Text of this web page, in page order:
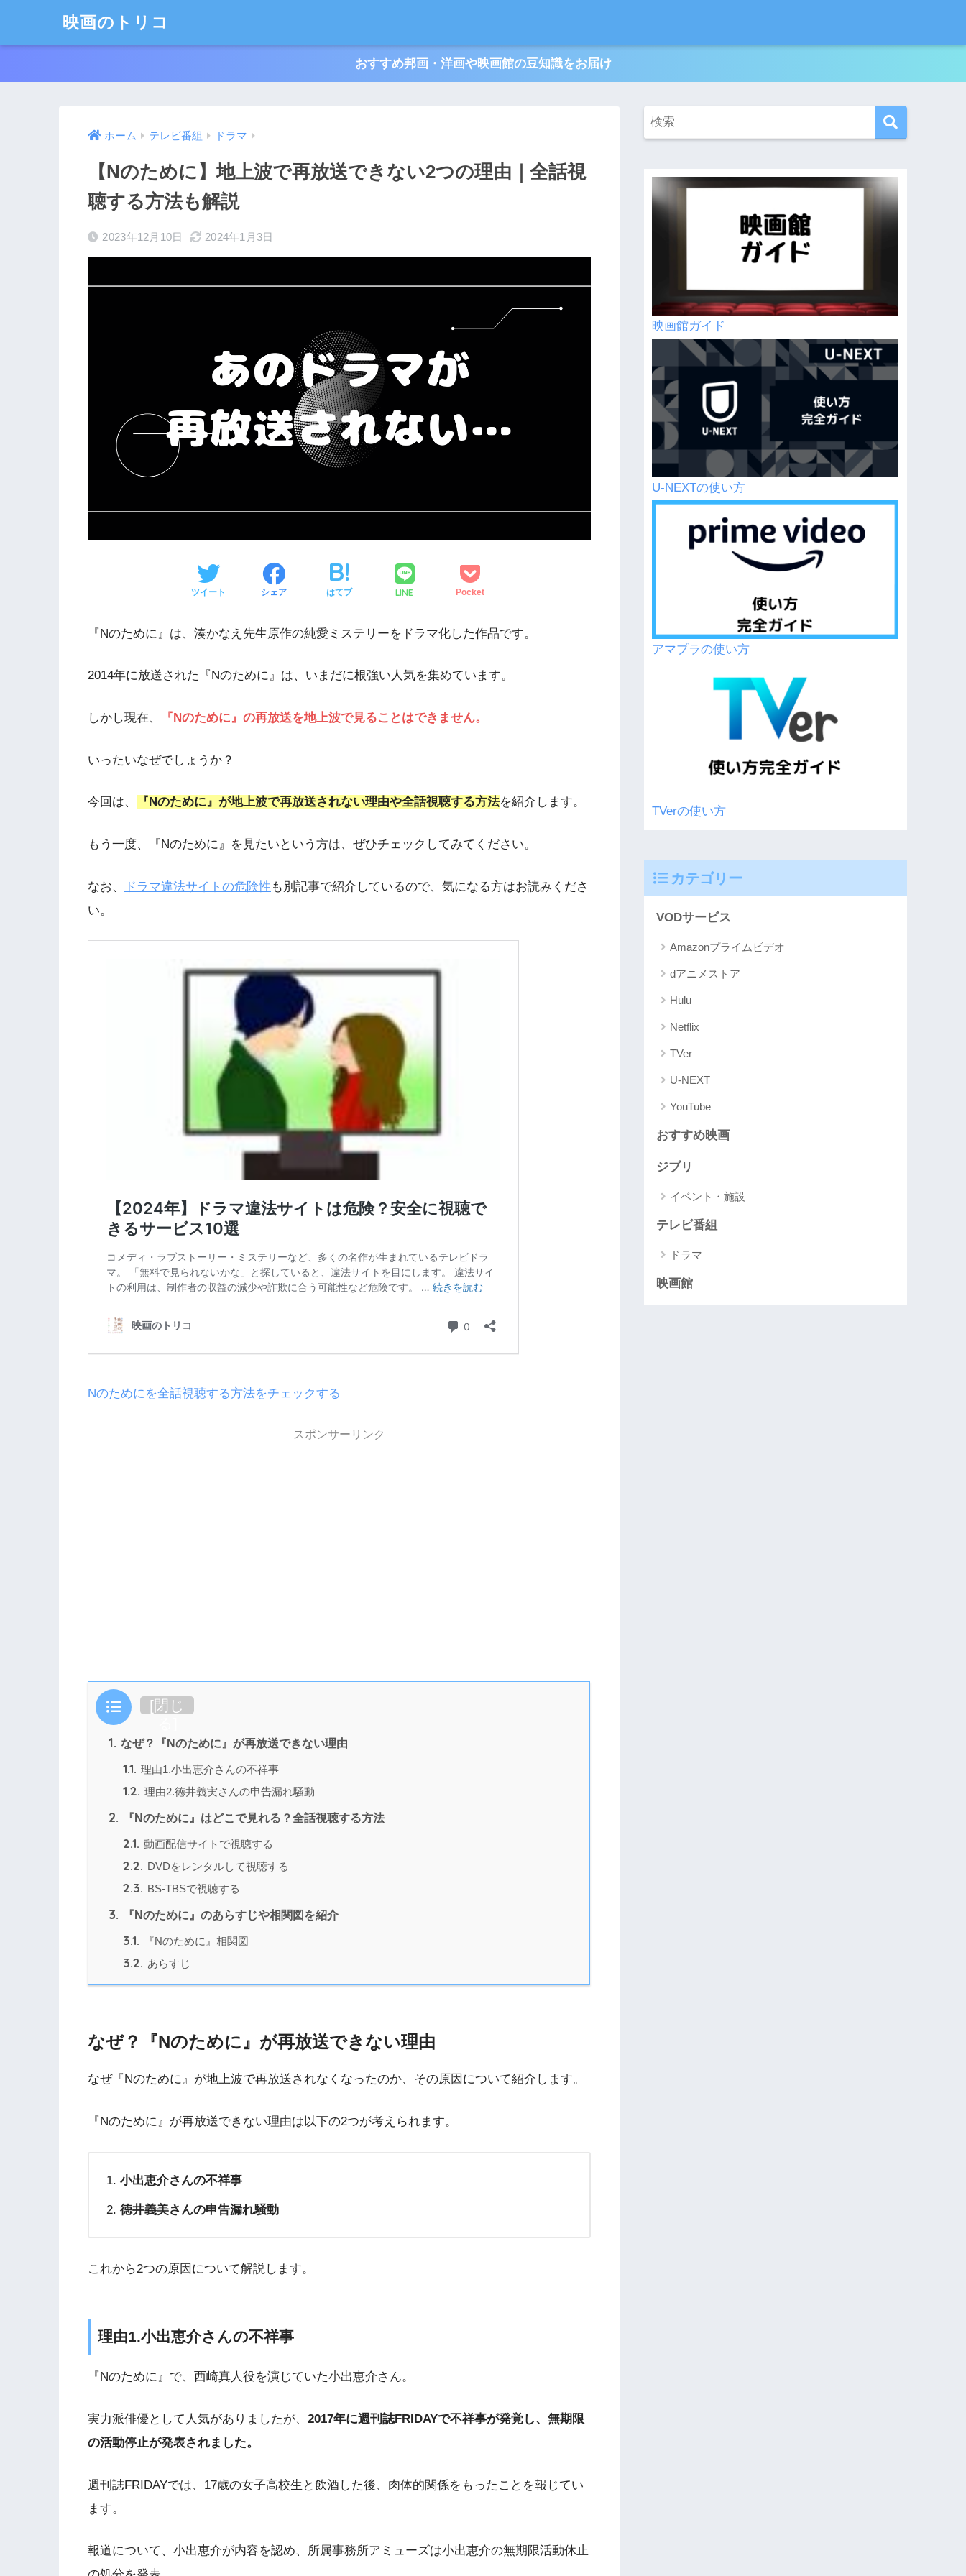
映画のトリコ
おすすめ邦画・洋画や映画館の豆知識をお届け
ホーム テレビ番組 ドラマ
【Nのために】地上波で再放送できない2つの理由｜全話視
聴する方法も解説
2023年12月10日 2024年1月3日
ツイート シェア はてブ LINE Pocket
『Nのために』は、湊かなえ先生原作の純愛ミステリーをドラマ化した作品です。
2014年に放送された『Nのために』は、いまだに根強い人気を集めています。
しかし現在、 『Nのために』の再放送を地上波で見ることはできません。
いったいなぜでしょうか？
今回は、 『Nのために』が地上波で再放送されない理由や全話視聴する方法を紹介します。
もう一度、『Nのために』を見たいという方は、ぜひチェックしてみてください。
なお、 ドラマ違法サイトの危険性 も別記事で紹介しているので、気になる方はお読みくださ
い。
Nのためにを全話視聴する方法をチェックする
スポンサーリンク
目次 [閉じ
1. なぜ？『Nのために』が再放送できない理由
1.1. 理由1.小出恵介さんの不祥事
1.2. 理由2.徳井義実さんの申告漏れ騒動
2. 『Nのために』はどこで見れる？全話視聴する方法
2.1. 動画配信サイトで視聴する
2.2. DVDをレンタルして視聴する
2.3. BS-TBSで視聴する
3. 『Nのために』のあらすじや相関図を紹介
3.1. 『Nのために』相関図
3.2. あらすじ
なぜ？『Nのために』が再放送できない理由
なぜ『Nのために』が地上波で再放送されなくなったのか、その原因について紹介します。
『Nのために』が再放送できない理由は以下の2つが考えられます。
小出恵介さんの不祥事
徳井義美さんの申告漏れ騒動
これから2つの原因について解説します。
理由1.小出恵介さんの不祥事
『Nのために』で、西崎真人役を演じていた小出恵介さん。
実力派俳優として人気がありましたが、 2017年に週刊誌FRIDAYで不祥事が発覚し、無期限
の活動停止が発表されました。
週刊誌FRIDAYでは、17歳の女子高校生と飲酒した後、肉体的関係をもったことを報じてい
ます。
報道について、小出恵介が内容を認め、所属事務所アミューズは小出恵介の無期限活動休止
映画館ガイド
U-NEXTの使い方
アマプラの使い方
TVerの使い方
カテゴリー
VODサービス
Amazonプライムビデオ
dアニメストア
Hulu
Netflix
TVer
U-NEXT
YouTube
おすすめ映画
ジブリ
イベント・施設
テレビ番組
ドラマ
映画館